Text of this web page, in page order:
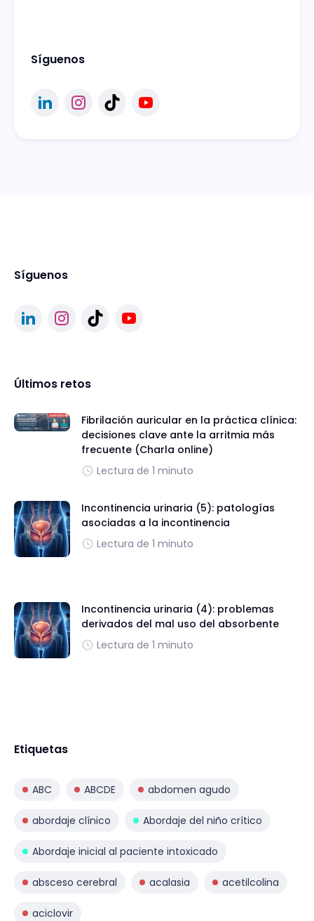
Síguenos
Síguenos
Últimos retos
Fibrilación auricular en la práctica clínica:
decisiones clave ante la arritmia más
frecuente (Charla online)
Lectura de 1 minuto
Incontinencia urinaria (5): patologías
asociadas a la incontinencia
Lectura de 1 minuto
Incontinencia urinaria (4): problemas
derivados del mal uso del absorbente
Lectura de 1 minuto
Etiquetas
ABC ABCDE abdomen agudo
abordaje clínico Abordaje del niño crítico
Abordaje inicial al paciente intoxicado
absceso cerebral acalasia acetilcolina
aciclovir